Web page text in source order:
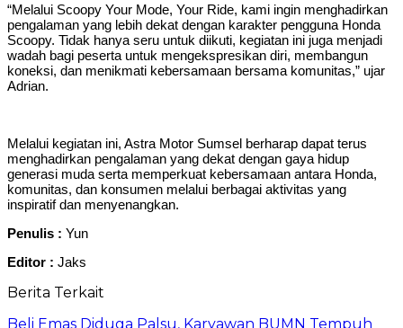
“Melalui Scoopy Your Mode, Your Ride, kami ingin menghadirkan
pengalaman yang lebih dekat dengan karakter pengguna Honda
Scoopy. Tidak hanya seru untuk diikuti, kegiatan ini juga menjadi
wadah bagi peserta untuk mengekspresikan diri, membangun
koneksi, dan menikmati kebersamaan bersama komunitas,” ujar
Adrian.
Melalui kegiatan ini, Astra Motor Sumsel berharap dapat terus
menghadirkan pengalaman yang dekat dengan gaya hidup
generasi muda serta memperkuat kebersamaan antara Honda,
komunitas, dan konsumen melalui berbagai aktivitas yang
inspiratif dan menyenangkan.
Penulis : Yun
Editor : Jaks
Berita Terkait
Beli Emas Diduga Palsu, Karyawan BUMN Tempuh